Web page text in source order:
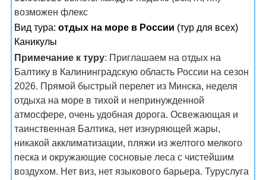
возможен флекс
Вид тура: отдых на море в России (тур для всех)
Каникулы
Примечание к туру: Приглашаем на отдых на
Балтику в Калининградскую область России на сезон
2026. Прямой быстрый перелет из Минска, неделя
отдыха на море в тихой и непринужденной
атмосфере, очень удобная дорога. Освежающая и
таинственная Балтика, нет изнуряющей жары,
никакой акклиматизации, пляжи из желтого мелкого
песка и окружающие сосновые леса с чистейшим
воздухом. Нет виз, нет языкового барьера. Туруслуга